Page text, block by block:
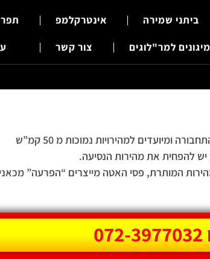
ביתני שמירה אינטרקלמפ
למר"לוגים צור קשר
למהירויות נמוכות מ 50 קמ”ש
להפחית את מהירות הנסיעה.
המותרת, פסי האטה מייצרים “הפרעה”